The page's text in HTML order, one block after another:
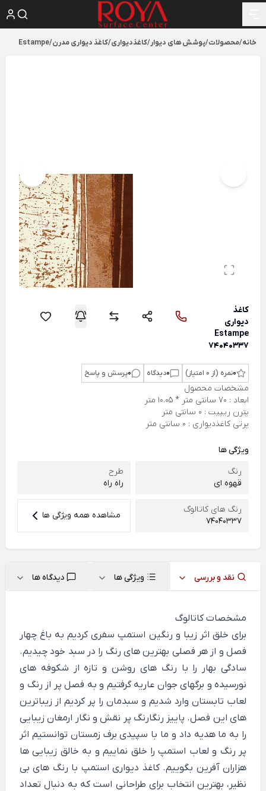
خانه/محصولات/پوشش های دیوار/کاغذدیواری/کاغذ دیواری مدرن/
Estampe
کاغذ
دیواری
Estampe
74040337
0نمره (از 0 امتیاز) 0دیدگاه 0پرسش و پاسخ
مشخصات محصول
ابعاد : 70 سانتی متر * 10.05 متر
پترن ریپیت : 0 سانتی متر
پرتی کاغذدیواری : 0 سانتی متر
ویژگی ها
رنگ
قهوه ای
طرح
راه راه
رنگ های کاتالوگ
74040337
مشاهده همه ویژگی ها
نقد و بررسی ویژگی ها دیدگاه ها
مشخصات کاتالوگ
برای خلق اثر زیبا و رنگین استمپ سفری کردیم به باغ چهار
فصل و از هر فصلی بهترین های رنگ را در سبد خود چیدیم.
سادگی بهار را با رنگ های روشن و تازه از شکوفه های
نورسیده و برگهای جوان عاریه گرفتیم و به فصل پر از رنگ و
لعاب تابستان وارد شدیم و سبدمان را پر کردیم از زیباترین
های این فصل. پاییز رنگارنگ پر نقش و نگار ارمغان زیبایی
را به ما هدیه داد و ما با سپیدی برف زمستان توانستیم اثر
پر رنگ و لعاب استمپ را خلق نماییم و به خالق زیبایی ها
هزاران آفرین بگوییم. کاغذ دیواری استمپ با رنگ های بی
نظیر، بهترین انتخاب برای طراحانی است که به دنبال تعداد